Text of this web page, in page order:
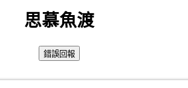
思慕魚渡